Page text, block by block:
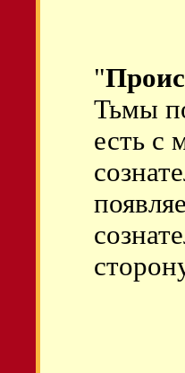
"
Тьмы
есть с